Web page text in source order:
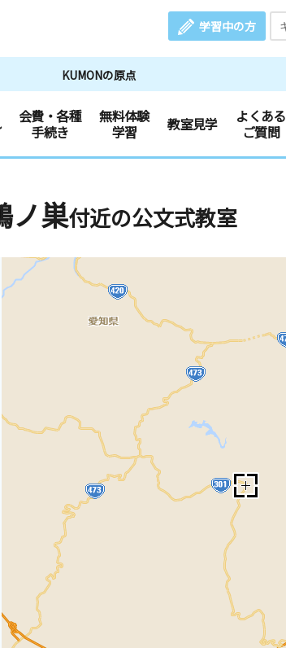
学習中の方
KUMONの原点
会費・各種
手続き
無料体験
学習
教室見学
よくある
ご質問
ノ巣付近の公文式教室